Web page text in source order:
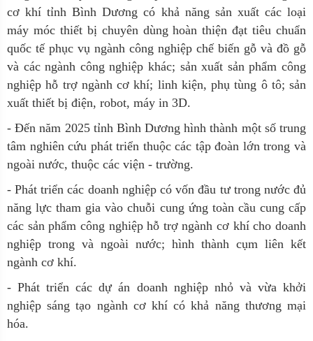
cơ khí tỉnh Bình Dương có khả năng sản xuất các loại
máy móc thiết bị chuyên dùng hoàn thiện đạt tiêu chuẩn
quốc tế phục vụ ngành công nghiệp chế biến gỗ và đồ gỗ
và các ngành công nghiệp khác; sản xuất sản phẩm công
nghiệp hỗ trợ ngành cơ khí; linh kiện, phụ tùng ô tô; sản
xuất thiết bị điện, robot, máy in 3D.
- Đến năm 2025 tỉnh Bình Dương hình thành một số trung
tâm nghiên cứu phát triển thuộc các tập đoàn lớn trong và
ngoài nước, thuộc các viện - trường.
- Phát triển các doanh nghiệp có vốn đầu tư trong nước đủ
năng lực tham gia vào chuỗi cung ứng toàn cầu cung cấp
các sản phẩm công nghiệp hỗ trợ ngành cơ khí cho doanh
nghiệp trong và ngoài nước; hình thành cụm liên kết
ngành cơ khí.
- Phát triển các dự án doanh nghiệp nhỏ và vừa khởi
nghiệp sáng tạo ngành cơ khí có khả năng thương mại
hóa.